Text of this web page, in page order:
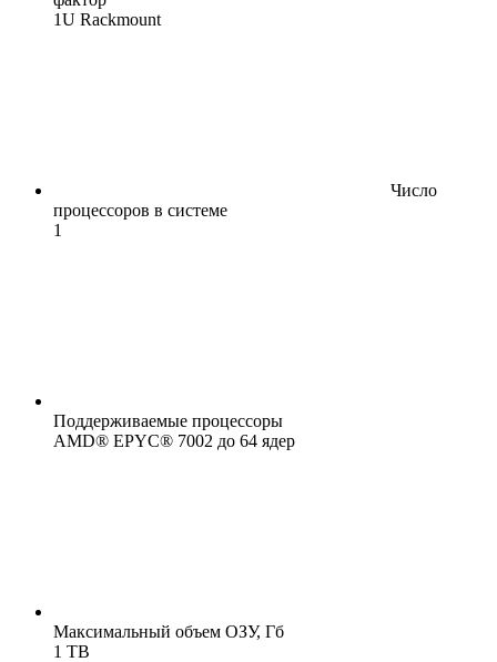
1U Rackmount
Число
процессоров в системе
1
Поддерживаемые процессоры
AMD® EPYC® 7002 до 64 ядер
Максимальный объем ОЗУ, Гб
1 TB